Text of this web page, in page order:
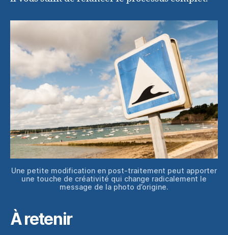
Une petite modification en post-traitement peut apporter
une touche de créativité qui change radicalement le
message de la photo d’origine.
À retenir